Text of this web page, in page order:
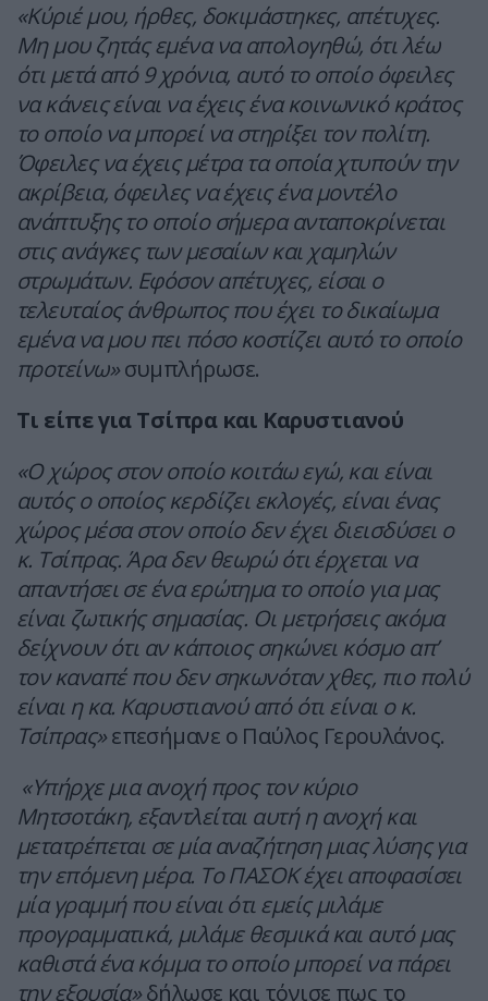
«Κύριέ μου, ήρθες, δοκιμάστηκες, απέτυχες.
Μη μου ζητάς εμένα να απολογηθώ, ότι λέω
ότι μετά από 9 χρόνια, αυτό το οποίο όφειλες
να κάνεις είναι να έχεις ένα κοινωνικό κράτος
το οποίο να μπορεί να στηρίξει τον πολίτη.
Όφειλες να έχεις μέτρα τα οποία χτυπούν την
ακρίβεια, όφειλες να έχεις ένα μοντέλο
ανάπτυξης το οποίο σήμερα ανταποκρίνεται
στις ανάγκες των μεσαίων και χαμηλών
στρωμάτων. Εφόσον απέτυχες, είσαι ο
τελευταίος άνθρωπος που έχει το δικαίωμα
εμένα να μου πει πόσο κοστίζει αυτό το οποίο
προτείνω»συμπλήρωσε.
Τι είπε για Τσίπρα και Καρυστιανού
«Ο χώρος στον οποίο κοιτάω εγώ, και είναι
αυτός ο οποίος κερδίζει εκλογές, είναι ένας
χώρος μέσα στον οποίο δεν έχει διεισδύσει ο
κ. Τσίπρας. Άρα δεν θεωρώ ότι έρχεται να
απαντήσει σε ένα ερώτημα το οποίο για μας
είναι ζωτικής σημασίας. Οι μετρήσεις ακόμα
δείχνουν ότι αν κάποιος σηκώνει κόσμο απ’
τον καναπέ που δεν σηκωνόταν χθες, πιο πολύ
είναι η κα. Καρυστιανού από ότι είναι ο κ.
Τσίπρας»επεσήμανε ο Παύλος Γερουλάνος.
«Υπήρχε μια ανοχή προς τον κύριο
Μητσοτάκη, εξαντλείται αυτή η ανοχή και
μετατρέπεται σε μία αναζήτηση μιας λύσης για
την επόμενη μέρα. Το ΠΑΣΟΚ έχει αποφασίσει
μία γραμμή που είναι ότι εμείς μιλάμε
προγραμματικά, μιλάμε θεσμικά και αυτό μας
καθιστά ένα κόμμα το οποίο μπορεί να πάρει
την εξουσία»δήλωσε και τόνισε πως το